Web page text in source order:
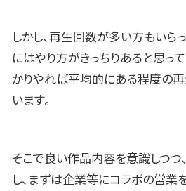
しかし、再生回数が多い方もいら
にはやり方がきっちりあると思っ
かりやれば平均的にある程度の
います。
そこで良い作品内容を意識しつつ
し、まずは企業等にコラボの営業